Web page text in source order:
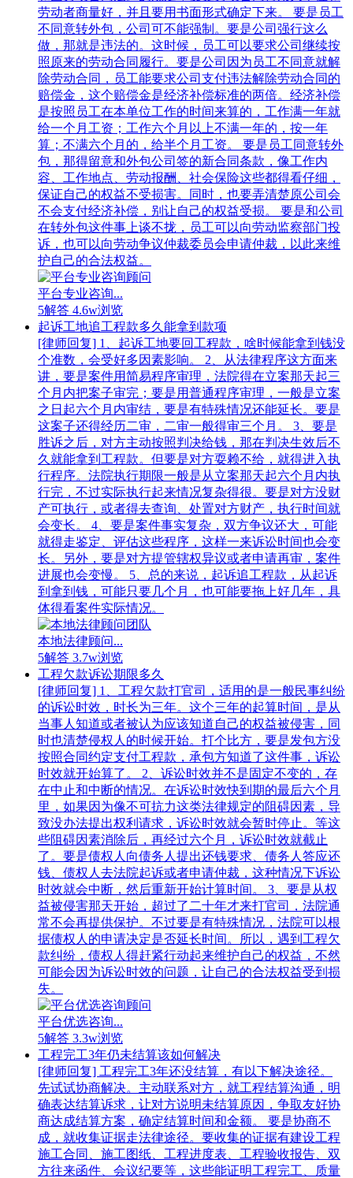
劳动者商量好，并且要用书面形式确定下来。 要是员工
不同意转外包，公司可不能强制。要是公司强行这么
做，那就是违法的。这时候，员工可以要求公司继续按
照原来的劳动合同履行。要是公司因为员工不同意就解
除劳动合同，员工能要求公司支付违法解除劳动合同的
赔偿金，这个赔偿金是经济补偿标准的两倍。经济补偿
是按照员工在本单位工作的时间来算的，工作满一年就
给一个月工资；工作六个月以上不满一年的，按一年
算；不满六个月的，给半个月工资。 要是员工同意转外
包，那得留意和外包公司签的新合同条款，像工作内
容、工作地点、劳动报酬、社会保险这些都得看仔细，
保证自己的权益不受损害。同时，也要弄清楚原公司会
不会支付经济补偿，别让自己的权益受损。 要是和公司
在转外包这件事上谈不拢，员工可以向劳动监察部门投
诉，也可以向劳动争议仲裁委员会申请仲裁，以此来维
护自己的合法权益。
平台专业咨询...
5解答 4.6w浏览
起诉工地追工程款多久能拿到款项
[律师回复] 1、起诉工地要回工程款，啥时候能拿到钱没
个准数，会受好多因素影响。 2、从法律程序这方面来
讲，要是案件用简易程序审理，法院得在立案那天起三
个月内把案子审完；要是用普通程序审理，一般是立案
之日起六个月内审结，要是有特殊情况还能延长。要是
这案子还得经历二审，二审一般得审三个月。 3、要是
胜诉之后，对方主动按照判决给钱，那在判决生效后不
久就能拿到工程款。但要是对方耍赖不给，就得进入执
行程序。法院执行期限一般是从立案那天起六个月内执
行完，不过实际执行起来情况复杂得很。要是对方没财
产可执行，或者得去查询、处置对方财产，执行时间就
会变长。 4、要是案件事实复杂，双方争议还大，可能
就得走鉴定、评估这些程序，这样一来诉讼时间也会变
长。另外，要是对方提管辖权异议或者申请再审，案件
进展也会变慢。 5、总的来说，起诉追工程款，从起诉
到拿到钱，可能只要几个月，也可能要拖上好几年，具
体得看案件实际情况。
本地法律顾问...
5解答 3.7w浏览
工程欠款诉讼期限多久
[律师回复] 1、工程欠款打官司，适用的是一般民事纠纷
的诉讼时效，时长为三年。这个三年的起算时间，是从
当事人知道或者被认为应该知道自己的权益被侵害，同
时也清楚侵权人的时候开始。打个比方，要是发包方没
按照合同约定支付工程款，承包方知道了这件事，诉讼
时效就开始算了。 2、诉讼时效并不是固定不变的，存
在中止和中断的情况。在诉讼时效快到期的最后六个月
里，如果因为像不可抗力这类法律规定的阻碍因素，导
致没办法提出权利请求，诉讼时效就会暂时停止。等这
些阻碍因素消除后，再经过六个月，诉讼时效就截止
了。要是债权人向债务人提出还钱要求、债务人答应还
钱、债权人去法院起诉或者申请仲裁，这种情况下诉讼
时效就会中断，然后重新开始计算时间。 3、要是从权
益被侵害那天开始，超过了二十年才来打官司，法院通
常不会再提供保护。不过要是有特殊情况，法院可以根
据债权人的申请决定是否延长时间。所以，遇到工程欠
款纠纷，债权人得赶紧行动起来维护自己的权益，不然
可能会因为诉讼时效的问题，让自己的合法权益受到损
失。
平台优选咨询...
5解答 3.3w浏览
工程完工3年仍未结算该如何解决
[律师回复] 工程完工3年还没结算，有以下解决途径。
先试试协商解决。主动联系对方，就工程结算沟通，明
确表达结算诉求，让对方说明未结算原因，争取友好协
商达成结算方案，确定结算时间和金额。 要是协商不
成，就收集证据走法律途径。要收集的证据有建设工程
施工合同、施工图纸、工程进度表、工程验收报告、双
方往来函件、会议纪要等，这些能证明工程完工、质量